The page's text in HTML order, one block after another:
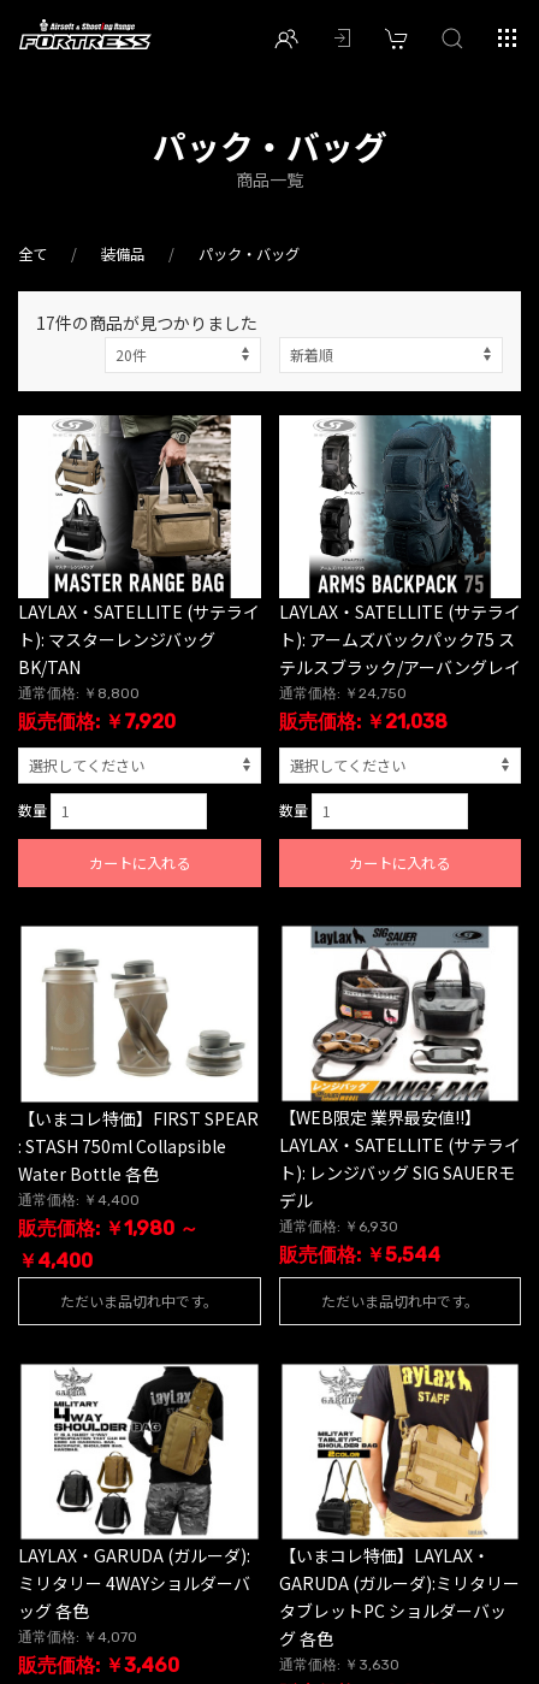
パック・バッグ
商品一覧
全て 装備品 パック・バッグ
17件の商品が見つかりました
LAYLAX・SATELLITE (サテライ
ト): マスターレンジバッグ
BK/TAN
通常価格: ￥8,800
販売価格: ￥7,920
数量
カートに入れる
LAYLAX・SATELLITE (サテライ
ト): アームズバックパック75 ス
テルスブラック/アーバングレイ
通常価格: ￥24,750
販売価格: ￥21,038
数量
カートに入れる
【いまコレ特価】FIRST SPEAR
: STASH 750ml Collapsible
Water Bottle 各色
通常価格: ￥4,400
販売価格: ￥1,980 ～
￥4,400
ただいま品切れ中です。
【WEB限定 業界最安値!!】
LAYLAX・SATELLITE (サテライ
ト): レンジバッグ SIG SAUERモ
デル
通常価格: ￥6,930
販売価格: ￥5,544
ただいま品切れ中です。
LAYLAX・GARUDA (ガルーダ):
ミリタリー 4WAYショルダーバ
ッグ 各色
通常価格: ￥4,070
販売価格: ￥3,460
【いまコレ特価】LAYLAX・
GARUDA (ガルーダ):ミリタリー
タブレットPC ショルダーバッ
グ 各色
通常価格: ￥3,630